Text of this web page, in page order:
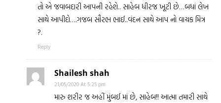
તો એ જવાબદારી આપની રહેશે.. સાહેબ ધીરજ ખૂટી છે…બધાં લેખ
સાથે આપીદો….ગજબ સૌરભ ભાઈ..વંદન સાથે આપ નો વાચક મિત્ર
?.
Reply
Shailesh shah
21/05/2020 At 5:25 pm
મારુ શરીર જ અહીં મુંબઈ માં છે, સાહેબ!! આત્મા તમારી સાથે